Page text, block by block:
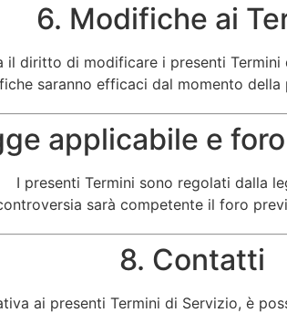
6. Modifiche ai
il diritto di modificare i presenti Termini
saranno efficaci dal momento della
applicabile e
I presenti Termini sono regolati dalla
sarà competente il foro
8. Contatti
ai presenti Termini di Servizio, è